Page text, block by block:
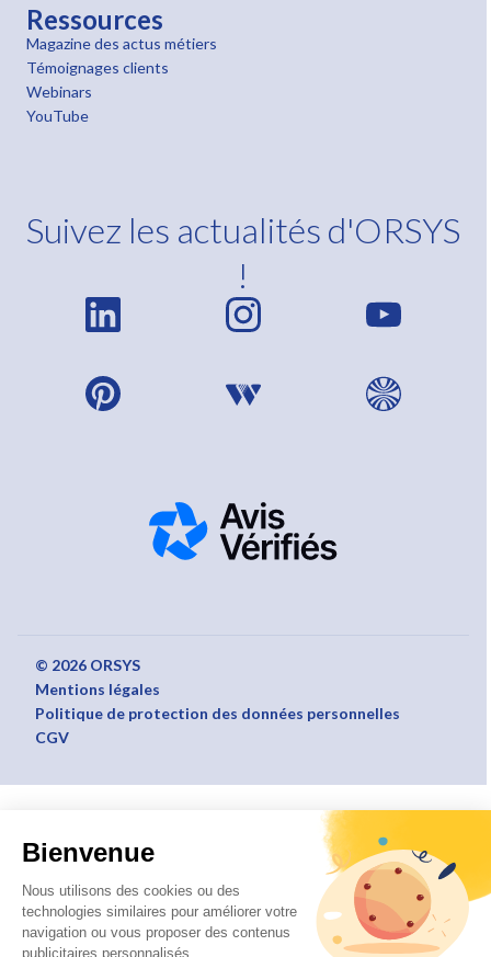
Bienvenue
Nous utilisons des cookies ou des
technologies similaires pour améliorer votre
navigation ou vous proposer des contenus
publicitaires personnalisés.
Ressources
Magazine des actus métiers
Témoignages clients
Webinars
YouTube
Suivez les actualités d'ORSYS
!
© 2026 ORSYS
Mentions légales
Politique de protection des données personnelles
CGV